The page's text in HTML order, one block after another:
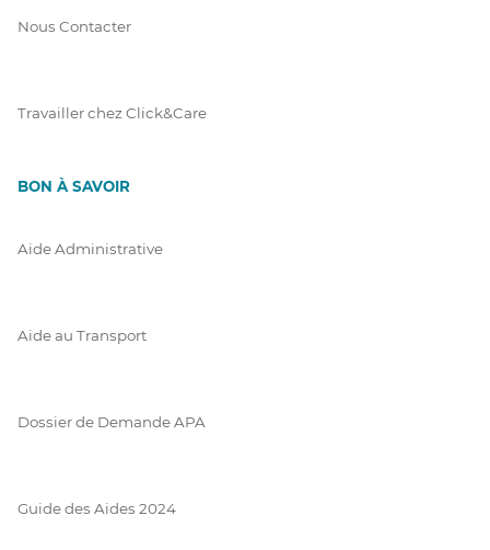
Nous Contacter
Travailler chez Click&Care
BON À SAVOIR
Aide Administrative
Aide au Transport
Dossier de Demande APA
Guide des Aides 2024